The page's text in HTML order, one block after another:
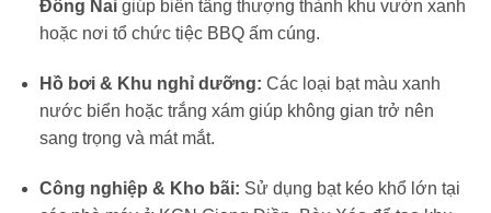
Đồng Naigiúp biến tầng thượng thành khu vườn xanh
hoặc nơi tổ chức tiệc BBQ ấm cúng.
Hồ bơi & Khu nghỉ dưỡng: Các loại bạt màu xanh
nước biển hoặc trắng xám giúp không gian trở nên
sang trọng và mát mắt.
Công nghiệp & Kho bãi: Sử dụng bạt kéo khổ lớn tại